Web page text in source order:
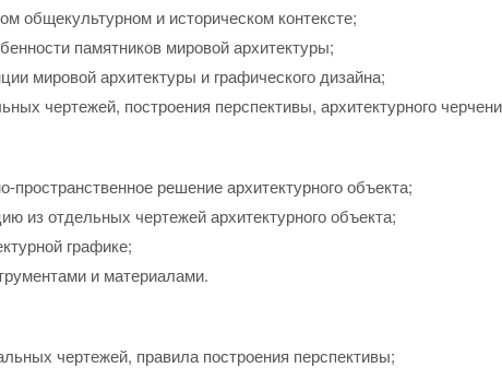
общекультурном и историческом контексте;
памятников мировой архитектуры;
мировой архитектуры и графического дизайна;
чертежей, построения перспективы, архитектурного
пространственное решение архитектурного объекта;
из отдельных чертежей архитектурного объекта;
графике;
и материалами.
чертежей, правила построения перспективы;